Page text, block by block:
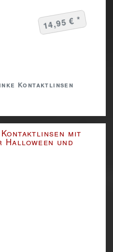
Kontaktlinsen
14,95 € *